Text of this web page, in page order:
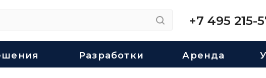
+7 495 215-
Разработки Аренда